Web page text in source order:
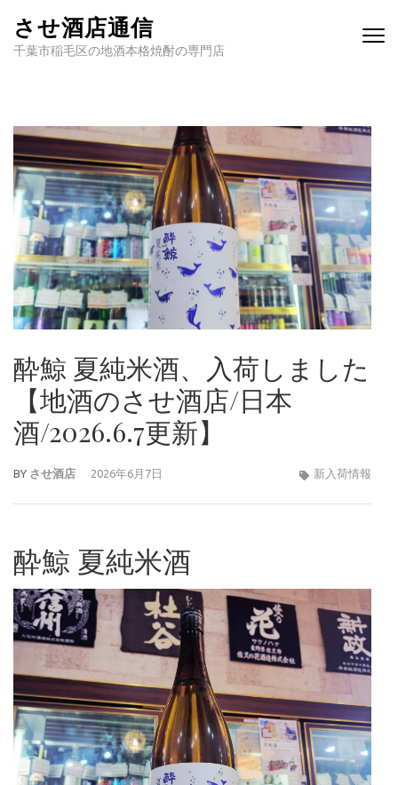
させ酒店通信
千葉市稲毛区の地酒本格焼酎の専門店
酔鯨 夏純米酒、入荷しました
【地酒のさせ酒店/日本
酒/2026.6.7更新】
BY させ酒店 2026年6月7日 新入荷情報
酔鯨 夏純米酒